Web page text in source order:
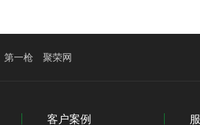
第一枪 聚荣网
客户案例